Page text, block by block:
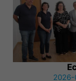
2026-